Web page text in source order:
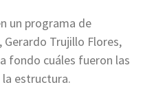
un programa de
Trujillo Flores,
fondo cuáles fueron las
la estructura.